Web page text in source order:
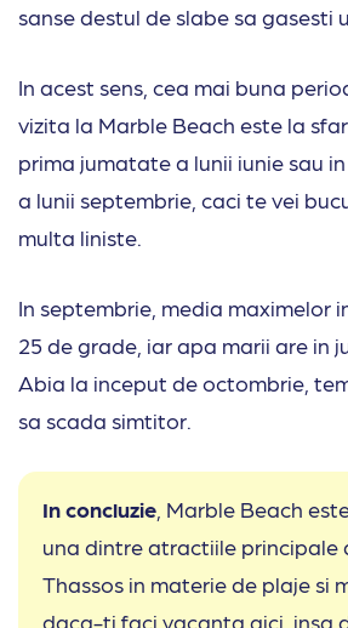
sanse destul de slabe sa gasesti
In acest sens, cea mai buna
vizita la Marble Beach este la
prima jumatate a lunii iunie sau
a lunii septembrie, caci te vei
multa liniste.
In septembrie, media maximelor
25 de grade, iar apa marii are in
Abia la inceput de octombrie,
sa scada simtitor.
In concluzie , Marble Beach
una dintre atractiile principale
Thassos in materie de plaje si
daca-ti faci vacanta aici, insa